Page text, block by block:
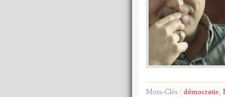
Mots-Clés : démocratie